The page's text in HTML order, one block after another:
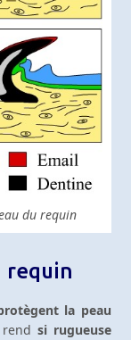
du requin
requin
la peau
rendsi rugueuse